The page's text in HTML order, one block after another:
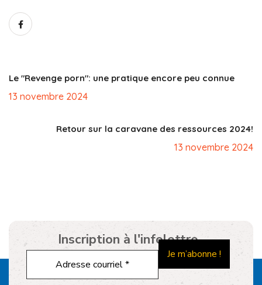
Le "Revenge porn": une pratique encore peu connue
13 novembre 2024
Retour sur la caravane des ressources 2024!
13 novembre 2024
Inscription à l'infolettre